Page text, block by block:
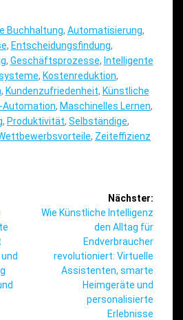
Buchhaltung, Automatisierung,
, Entscheidungsfindung,
, Geschäftsprozesse, Intelligente
, Kostenreduktion,
, Kundenzufriedenheit, Künstliche
Automation, Maschinelles Lernen,
, Produktivität, Selbständige,
, Zeiteffizienz
Nächster:
Nächster
Wie Künstliche Intelligenz
den Alltag für
Endverbraucher
revolutioniert: Virtuelle
Assistenten, smarte
Heimgeräte und
personalisierte
Erlebnisse